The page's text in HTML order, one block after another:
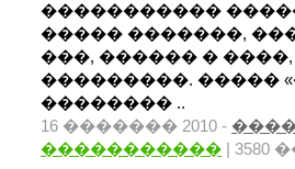
�����������
����� �������,
���, ������ �
���������. �����
�������� ..
16 ������� 2010 -
����������� |